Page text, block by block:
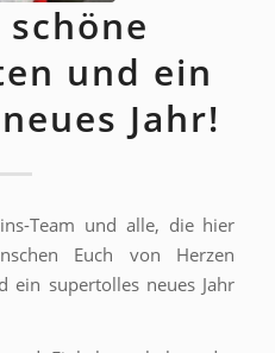
und ein
Jahr!
Team und alle, die hier
Euch von Herzen
ein supertolles neues Jahr